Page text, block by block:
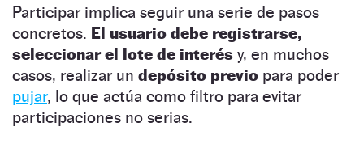
Participar implica seguir una serie de pasos
concretos. El usuario debe registrarse,
seleccionar el lote de interés y, en muchos
casos, realizar un depósito previo para poder
pujar, lo que actúa como filtro para evitar
participaciones no serias.